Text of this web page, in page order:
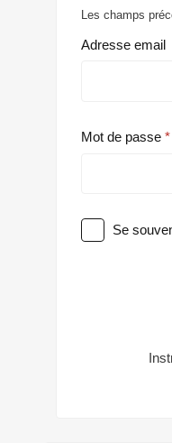
Les champs
Adresse email
Mot de passe
Se